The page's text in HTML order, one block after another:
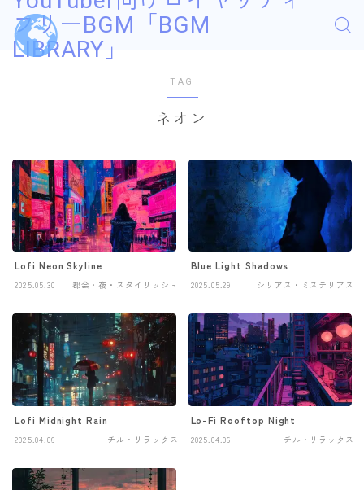
フリーBGM「BGM
LIBRARY」
TAG
ネオン
Lofi Neon Skyline
2025.05.30 都会・夜・スタイリッシュ
Blue Light Shadows
2025.05.29 シリアス・ミステリアス
Lofi Midnight Rain
2025.04.06 チル・リラックス
Lo-Fi Rooftop Night
2025.04.06 チル・リラックス